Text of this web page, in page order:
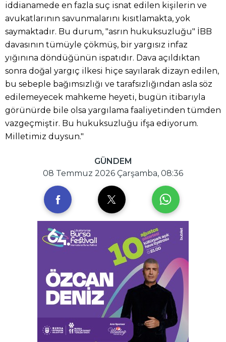
iddianamede en fazla suç isnat edilen kişilerin ve
avukatlarının savunmalarını kısıtlamakta, yok
saymaktadır. Bu durum, "asrın hukuksuzluğu" İBB
davasının tümüyle çökmüş, bir yargısız infaz
yığınına döndüğünün ispatıdır. Dava açıldıktan
sonra doğal yargıç ilkesi hiçe sayılarak dizayn edilen,
bu sebeple bağımsızlığı ve tarafsızlığından asla söz
edilemeyecek mahkeme heyeti, bugün itibarıyla
görünürde bile olsa yargılama faaliyetinden tümden
vazgeçmiştir. Bu hukuksuzluğu ifşa ediyorum.
Milletimiz duysun."
GÜNDEM
08 Temmuz 2026 Çarşamba, 08:36